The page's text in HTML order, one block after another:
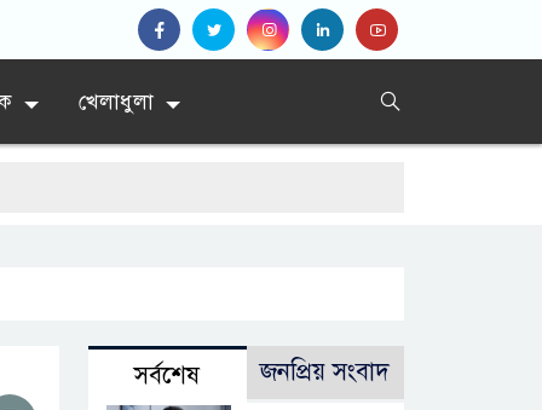
খেলাধুলা
সর্বশেষ জনপ্রিয় সংবাদ